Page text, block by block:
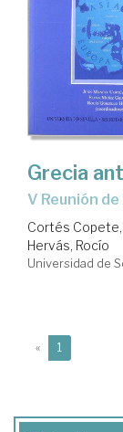
Grecia
V Reunión
Cortés Copete,
Hervás, Rocío
Universidad de
« 1